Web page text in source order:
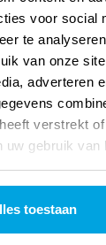
voor social
te
van onze
adverteren
verstrekt
uw gebruik van
toestaan
Hogerhuis.
aan Wycliffe
pastorale
Wright